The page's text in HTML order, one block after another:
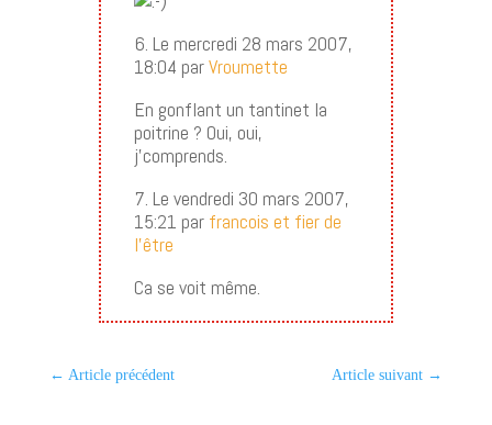
6. Le mercredi 28 mars 2007,
18:04 parVroumette
En gonflant un tantinet la
poitrine ? Oui, oui,
j’comprends.
7. Le vendredi 30 mars 2007,
15:21 par francois et fier de
l’être
Ca se voit même.
← Article précédent Article suivant →